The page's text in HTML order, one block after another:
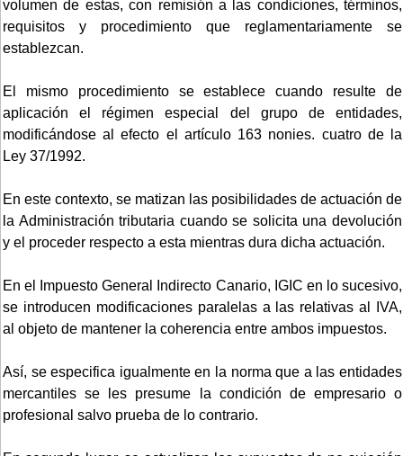
volumen de estas, con remisión a las condiciones, términos,
requisitos y procedimiento que reglamentariamente se
establezcan.
El mismo procedimiento se establece cuando resulte de
aplicación el régimen especial del grupo de entidades,
modificándose al efecto el artículo 163 nonies. cuatro de la
Ley 37/1992.
En este contexto, se matizan las posibilidades de actuación de
la Administración tributaria cuando se solicita una devolución
y el proceder respecto a esta mientras dura dicha actuación.
En el Impuesto General Indirecto Canario, IGIC en lo sucesivo,
se introducen modificaciones paralelas a las relativas al IVA,
al objeto de mantener la coherencia entre ambos impuestos.
Así, se especifica igualmente en la norma que a las entidades
mercantiles se les presume la condición de empresario o
profesional salvo prueba de lo contrario.